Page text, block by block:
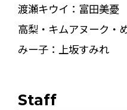
渡瀬キウイ：富田美憂
高梨・キムアヌーク・
みー子：上坂すみれ
Staff